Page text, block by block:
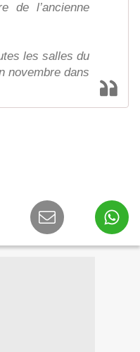
de l’ancienne
les salles du
novembre dans